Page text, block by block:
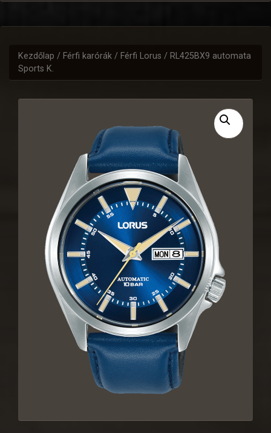
Kezdőlap / Férfi karórák / Férfi Lorus / RL425BX9 automata
Sports K.